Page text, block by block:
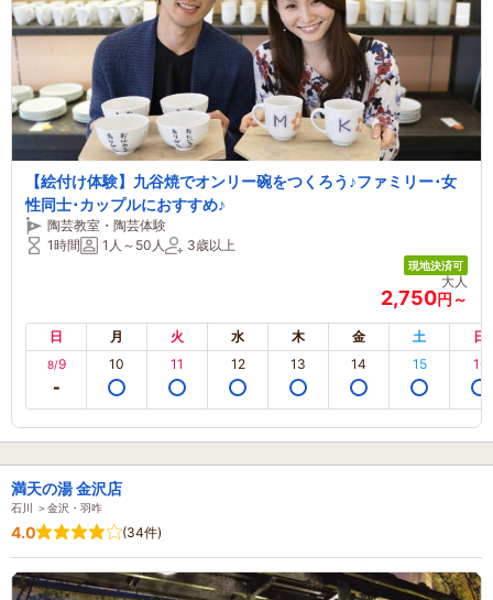
【絵付け体験】九谷焼でオンリー碗をつくろう♪ファミリー･女
性同士･カップルにおすすめ♪
陶芸教室・陶芸体験
1時間
1人～50人 3歳以上
現地決済可
大人
2,750円～
日 月 火 水 木 金 土 日
8/9 10 11 12 13 14 15 16
満天の湯 金沢店
石川 ＞金沢・羽咋
4.0 (34件)